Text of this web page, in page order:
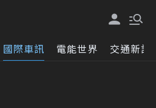
國際車訊 電能世界 交通新訊